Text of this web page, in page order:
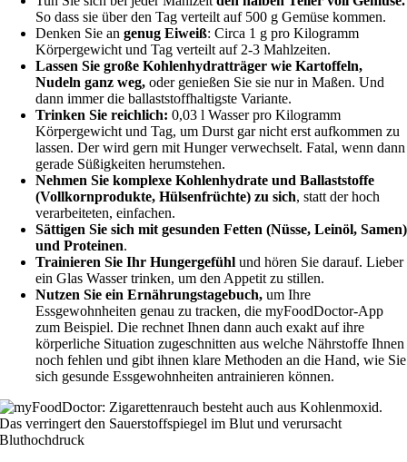
So dass sie über den Tag verteilt auf 500 g Gemüse kommen.
Denken Sie angenug Eiweiß: Circa 1 g pro Kilogramm
Körpergewicht und Tag verteilt auf 2-3 Mahlzeiten.
Lassen Sie große Kohlenhydratträger wie Kartoffeln,
Nudeln ganz weg, oder genießen Sie sie nur in Maßen. Und
dann immer die ballaststoffhaltigste Variante.
Trinken Sie reichlich: 0,03 l Wasser pro Kilogramm
Körpergewicht und Tag, um Durst gar nicht erst aufkommen zu
lassen. Der wird gern mit Hunger verwechselt. Fatal, wenn dann
gerade Süßigkeiten herumstehen.
Nehmen Sie komplexe Kohlenhydrate und Ballaststoffe
(Vollkornprodukte, Hülsenfrüchte) zu sich, statt der hoch
verarbeiteten, einfachen.
Sättigen Sie sich mit gesunden Fetten (Nüsse, Leinöl, Samen)
und Proteinen.
Trainieren Sie Ihr Hungergefühl und hören Sie darauf. Lieber
ein Glas Wasser trinken, um den Appetit zu stillen.
Nutzen Sie ein Ernährungstagebuch, um Ihre
Essgewohnheiten genau zu tracken, die myFoodDoctor-App
zum Beispiel. Die rechnet Ihnen dann auch exakt auf ihre
körperliche Situation zugeschnitten aus welche Nährstoffe Ihnen
noch fehlen und gibt ihnen klare Methoden an die Hand, wie Sie
sich gesunde Essgewohnheiten antrainieren können.